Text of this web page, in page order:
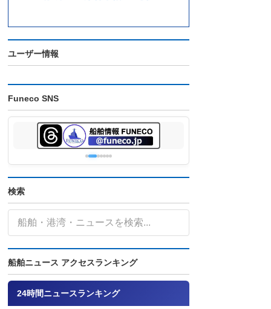
ユーザー情報
Funeco SNS
検索
船舶ニュース アクセスランキング
24時間ニュースランキング